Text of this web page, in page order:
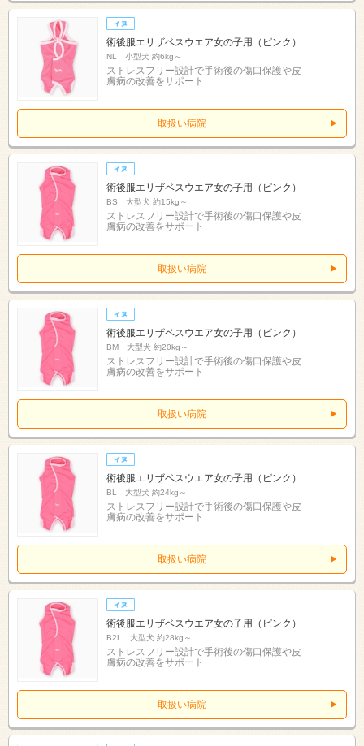
術後服エリザベスウエア女の子用（ピンク）
NL 小型犬 約6kg～
ストレスフリー設計で手術後の傷口保護や皮
膚病の改善をサポート
取扱い病院
術後服エリザベスウエア女の子用（ピンク）
BS 大型犬 約15kg～
ストレスフリー設計で手術後の傷口保護や皮
膚病の改善をサポート
取扱い病院
術後服エリザベスウエア女の子用（ピンク）
BM 大型犬 約20kg～
ストレスフリー設計で手術後の傷口保護や皮
膚病の改善をサポート
取扱い病院
術後服エリザベスウエア女の子用（ピンク）
BL 大型犬 約24kg～
ストレスフリー設計で手術後の傷口保護や皮
膚病の改善をサポート
取扱い病院
術後服エリザベスウエア女の子用（ピンク）
B2L 大型犬 約28kg～
ストレスフリー設計で手術後の傷口保護や皮
膚病の改善をサポート
取扱い病院